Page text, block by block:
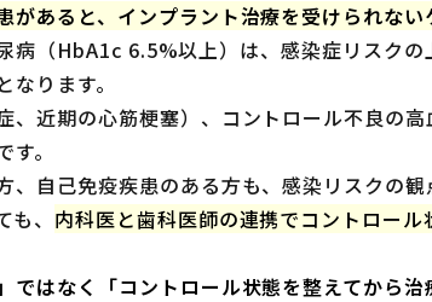
があると、インプラント治療を受けられない
病（HbA1c 6.5%以上）は、感染症リスク
ります。
、近期の心筋梗塞）、コントロール不良の
。
、自己免疫疾患のある方も、感染リスクの観
、 内科医と歯科医師の連携でコントロー
ではなく「コントロール状態を整えてから